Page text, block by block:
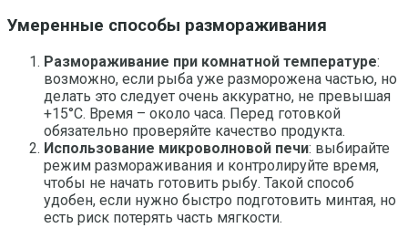
Умеренные способы размораживания
Размораживание при комнатной температуре:
возможно, если рыба уже разморожена частью, но
делать это следует очень аккуратно, не превышая
+15°C. Время – около часа. Перед готовкой
обязательно проверяйте качество продукта.
Использование микроволновой печи: выбирайте
режим размораживания и контролируйте время,
чтобы не начать готовить рыбу. Такой способ
удобен, если нужно быстро подготовить минтая, но
есть риск потерять часть мягкости.